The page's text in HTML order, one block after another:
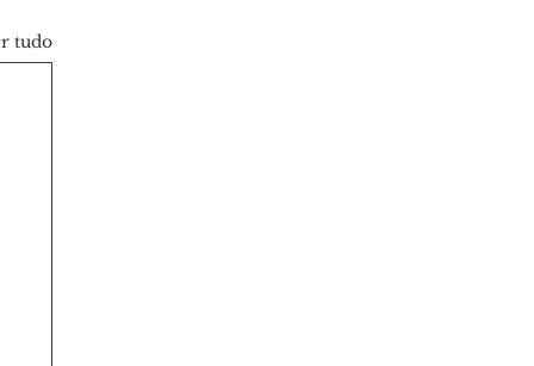
tudo